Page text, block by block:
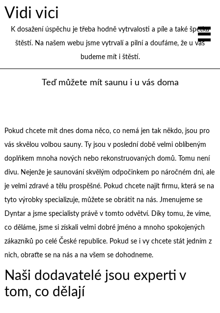
Vidi vici
K dosažení úspěchu je třeba hodně vytrvalosti a píle a také špetka
štěstí. Na našem webu jsme vytrvalí a pilní a doufáme, že u vás
budeme mít i štěstí.
Teď můžete mít saunu i u vás doma
Pokud chcete mít dnes doma něco, co nemá jen tak někdo, jsou pro
vás skvělou volbou sauny. Ty jsou v poslední době velmi oblíbeným
doplňkem mnoha nových nebo rekonstruovaných domů. Tomu není
divu. Nejenže je saunování skvělým odpočinkem po náročném dni, ale
je velmi zdravé a tělu prospěšné. Pokud chcete najít firmu, která se na
tyto výrobky specializuje, můžete se obrátit na nás. Jmenujeme se
Dyntar a jsme specialisty právě v tomto odvětví. Díky tomu, že víme,
co děláme, jsme si získali velmi dobré jméno a mnoho spokojených
zákazníků po celé České republice. Pokud se i vy chcete stát jedním z
nich, obraťte se na nás a na všem se dohodneme.
Naši dodavatelé jsou experti v
tom, co dělají